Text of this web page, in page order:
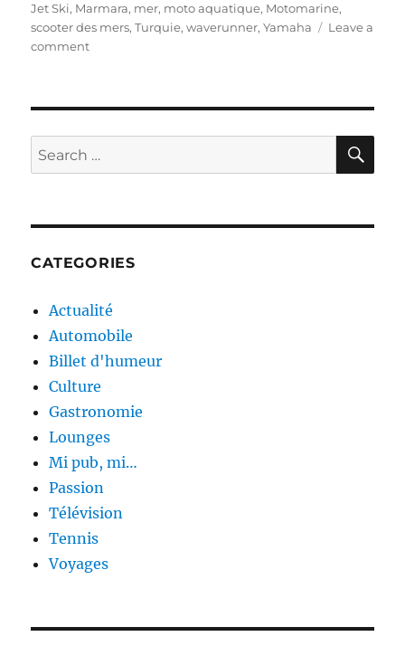
on
Jet Ski, Marmara, mer, moto aquatique, Motomarine,
scooter des mers,Turquie,waverunner,Yamaha
Leave a
commenton
mer
Search
for:
CATEGORIES
Actualité
Automobile
Billet d'humeur
Culture
Gastronomie
Lounges
Mi pub, mi…
Passion
Télévision
Tennis
Voyages